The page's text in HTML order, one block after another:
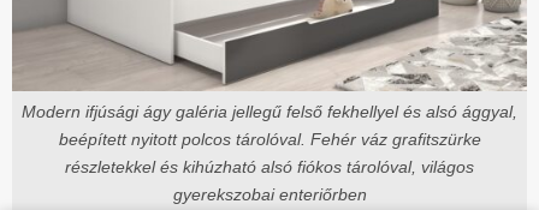
Modern ifjúsági ágy galéria jellegű felső fekhellyel és alsó ággyal,
beépített nyitott polcos tárolóval. Fehér váz grafitszürke
részletekkel és kihúzható alsó fiókos tárolóval, világos
gyerekszobai enteriőrben